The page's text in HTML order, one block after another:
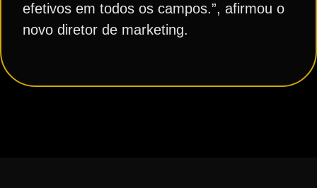
efetivos em todos os campos.”, afirmou o
novo diretor de marketing.